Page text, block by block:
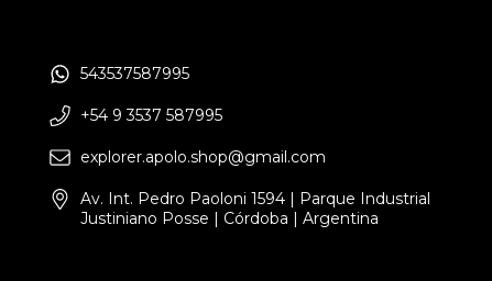
543537587995
+54 9 3537 587995
explorer.apolo.shop@gmail.com
Av. Int. Pedro Paoloni 1594 | Parque Industrial
Justiniano Posse | Córdoba | Argentina